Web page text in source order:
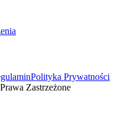
Polityka Prywatności
Zastrzeżone